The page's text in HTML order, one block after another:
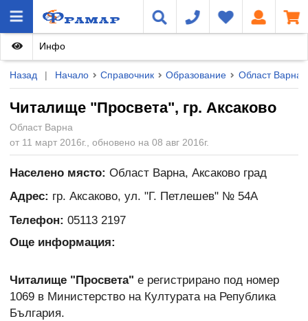
Назад | Начало Справочник Образование Област Варна
Читалище "Просвета", гр. Аксаково
Област Варна
от 11 март 2016г., обновено на 08 авг 2016г.
Инфо
Населено място: Област Варна, Аксаково град
Адрес: гр. Аксаково, ул. "Г. Петлешев" № 54А
Телефон: 05113 2197
Още информация:
Читалище "Просвета" е регистрирано под номер
1069 в Министерство на Културата на Република
България.